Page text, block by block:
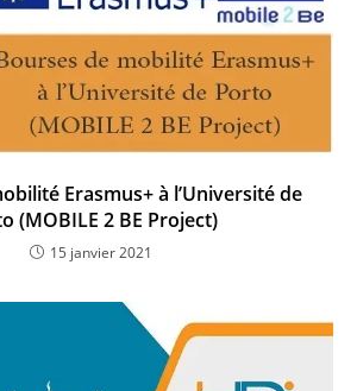
Erasmus+ à l’Université de
(MOBILE 2 BE Project)
15 janvier 2021